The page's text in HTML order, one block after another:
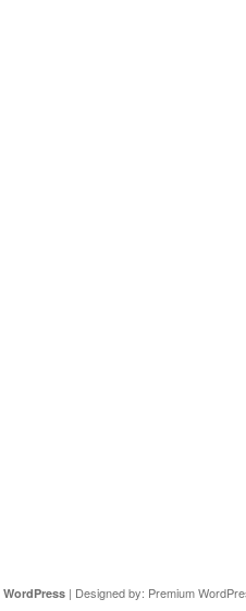
WordPress| Designed by: Premium